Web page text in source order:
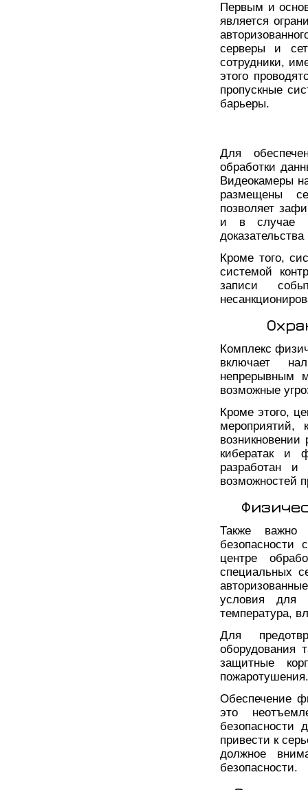
Первым и
является
серверы и
сотрудники,
этого
пропускные
барьеры.
Для
обработки
Видеокамеры
размещены
позволяет
и в случае
Кроме того,
системой
записи
Комплекс
включает
непрерывным
возможные
Кроме этого,
мероприятий,
кибератак и
разработан
возможностей
Также важно
безопасности
центре
специальных
условия для
температура,
Для
оборудования
защитные
пожаротушения.
Обеспечение
это
безопасности
привести к
должное
безопасности.